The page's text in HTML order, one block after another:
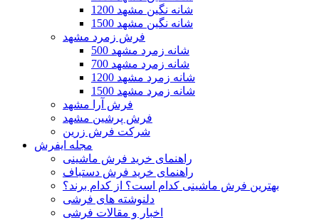
1200 شانه نگین مشهد
1500 شانه نگین مشهد
فرش زمرد مشهد
500 شانه زمرد مشهد
700 شانه زمرد مشهد
1200 شانه زمرد مشهد
1500 شانه زمرد مشهد
فرش آرا مشهد
فرش پرشین مشهد
شرکت فرش زرین
مجله ایفرش
راهنمای خرید فرش ماشینی
راهنمای خرید فرش دستباف
بهترین فرش ماشینی کدام است؟ از کدام برند؟
دلنوشته های فرشی
اخبار و مقالات فرشی